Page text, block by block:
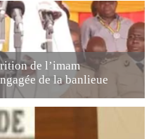
de l’imam
de la banlieue